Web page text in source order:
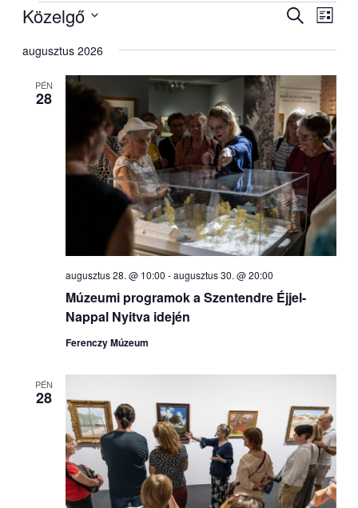
Események
és
nézet
választás
Keresett
kifejezés
Lista
Közelgő
kiválasztása.
augusztus 2026
PÉN
28
Múzeumi programok a Szentendre Éjjel-
Nappal Nyitva idején
augusztus 28. @ 10:00 -augusztus 30. @ 20:00
Ferenczy Múzeum
PÉN
28